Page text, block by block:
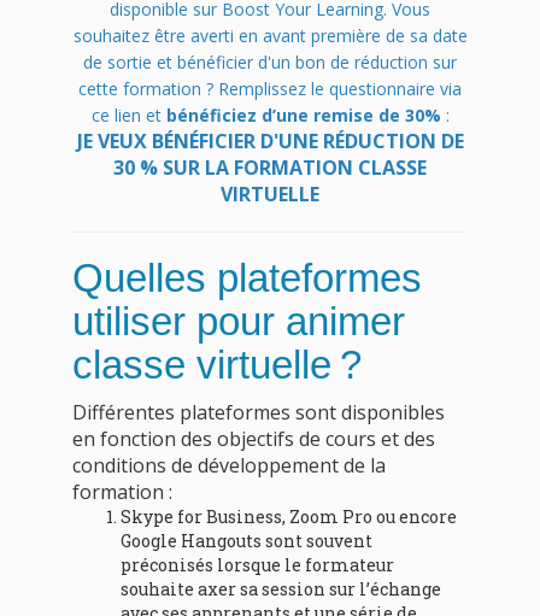
disponible sur Boost Your Learning. Vous
souhaitez être averti en avant première de sa date
de sortie et bénéficier d'un bon de réduction sur
cette formation ? Remplissez le questionnaire via
ce lien et bénéficiez d’une remise de 30% :
JE VEUX BÉNÉFICIER D'UNE RÉDUCTION DE
30 % SUR LA FORMATION CLASSE
VIRTUELLE
Quelles plateformes
utiliser pour animer
classe virtuelle ?
Différentes plateformes sont disponibles
en fonction des objectifs de cours et des
conditions de développement de la
formation :
Skype for Business, Zoom Pro ou encore
Google Hangouts sont souvent
préconisés lorsque le formateur
souhaite axer sa session sur l’échange